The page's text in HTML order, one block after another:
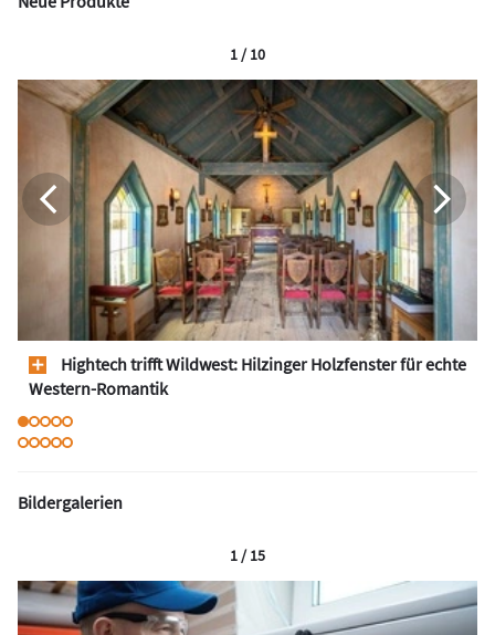
Hightech trifft Wildwest: Hilzinger Holzfenster für echte
Western-Romantik
1 / 10
Bildergalerien
1 / 15